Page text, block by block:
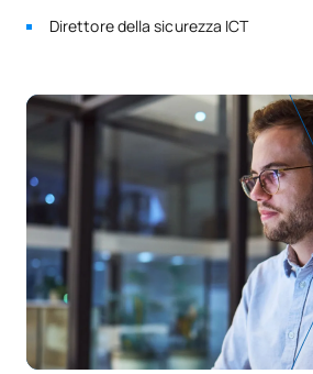
Direttore della sicurezza ICT